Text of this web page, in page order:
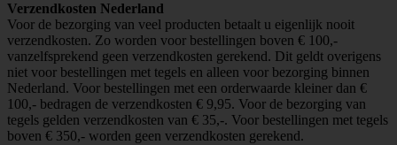
Verzendkosten Nederland
Voor de bezorging van veel producten betaalt u eigenlijk nooit
verzendkosten. Zo worden voor bestellingen boven € 100,-
vanzelfsprekend geen verzendkosten gerekend. Dit geldt overigens
niet voor bestellingen met tegels en alleen voor bezorging binnen
Nederland. Voor bestellingen met een orderwaarde kleiner dan €
100,- bedragen de verzendkosten € 9,95. Voor de bezorging van
tegels gelden verzendkosten van € 35,-. Voor bestellingen met tegels
boven € 350,- worden geen verzendkosten gerekend.